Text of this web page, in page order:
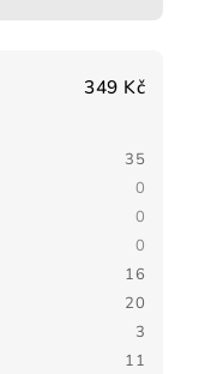
349 Kč
35
0
0
0
16
20
3
11